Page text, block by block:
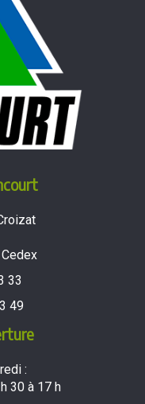
33
49
:
30 à 17 h